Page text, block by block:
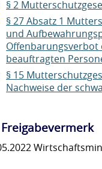
§ 2
§ 27 Absatz 1
und
beauftragten
§ 15
Nachweise der
Freigabevermerk